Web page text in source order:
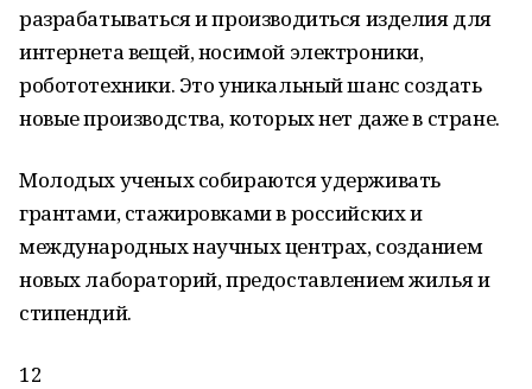
разрабатываться и производиться изделия для
интернета вещей, носимой электроники,
робототехники. Это уникальный шанс создать
новые производства, которых нет даже в стране.
Молодых ученых собираются удерживать
грантами, стажировками в российских и
международных научных центрах, созданием
новых лабораторий, предоставлением жилья и
стипендий.
12